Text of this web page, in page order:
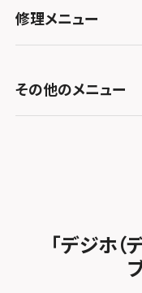
スマホスピタル
スマホスピタル
スマホスピタル
スマホスピタル
スマホスピタ
スマホスピタル
スマホスピタル
スマホスピタル
スマホスピタル
スマホスピタル
スマホスピタ
スマホスピタル難
スマホスピタル
スマホスピタ
スマホスピタル
スマホスピタル西
スマホスピタル
スマホスピタル
スマホスピタル
お知らせ
修理メニュー
iPhone修理メニ
MacBook修理メ
その他のメニュー
FCNTスマートフ
「デジホ（